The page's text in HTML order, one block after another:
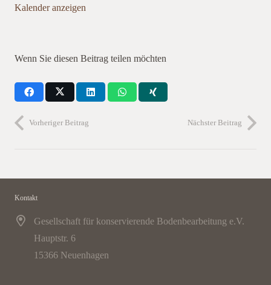
Kalender anzeigen
Wenn Sie diesen Beitrag teilen möchten
Vorheriger Beitrag Nächster Beitrag
Kontakt
Gesellschaft für konservierende Bodenbearbeitung e.V.
Hauptstr. 6
15366 Neuenhagen